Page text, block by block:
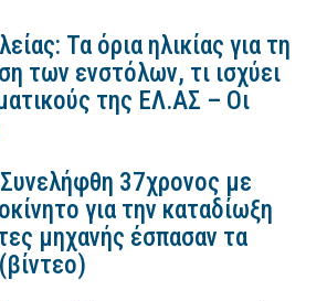
Τα όρια ηλικίας για τη
των ενστόλων, τι ισχύει
της ΕΛ.ΑΣ – Οι
37χρονος με
για την καταδίωξη
μηχανής έσπασαν τα